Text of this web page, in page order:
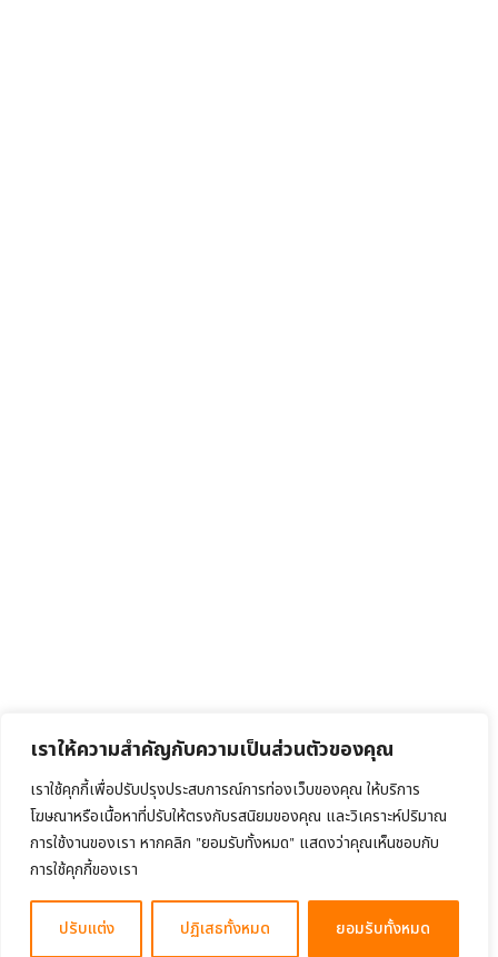
เราให้ความสำคัญกับความเป็นส่วนตัวของคุณ
เราใช้คุกกี้เพื่อปรับปรุงประสบการณ์การท่องเว็บของคุณ ให้บริการ
โฆษณาหรือเนื้อหาที่ปรับให้ตรงกับรสนิยมของคุณ และวิเคราะห์ปริมาณ
การใช้งานของเรา หากคลิก "ยอมรับทั้งหมด" แสดงว่าคุณเห็นชอบกับ
การใช้คุกกี้ของเรา
ปรับแต่ง ปฏิเสธทั้งหมด ยอมรับทั้งหมด